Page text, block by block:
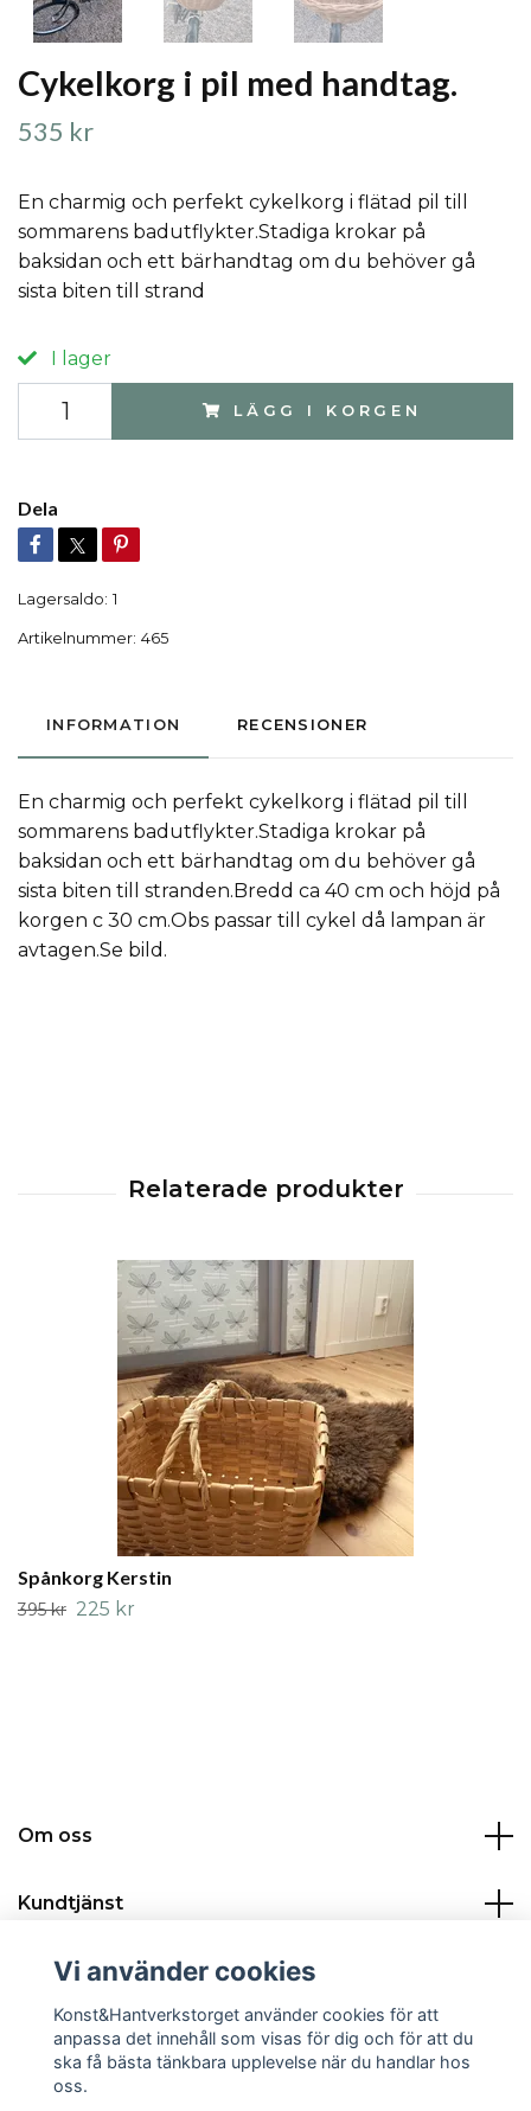
Cykelkorg i pil med handtag.
535 kr
En charmig och perfekt cykelkorg i flätad pil till
sommarens badutflykter.Stadiga krokar på
baksidan och ett bärhandtag om du behöver gå
sista biten till strand
I lager
LÄGG I KORGEN
Dela
Lagersaldo: 1
Artikelnummer: 465
INFORMATION RECENSIONER
En charmig och perfekt cykelkorg i flätad pil till
sommarens badutflykter.Stadiga krokar på
baksidan och ett bärhandtag om du behöver gå
sista biten till stranden.Bredd ca 40 cm och höjd på
korgen c 30 cm.Obs passar till cykel då lampan är
avtagen.Se bild.
Spånkorg Kerstin
395 kr 225 kr
Om oss
Kundtjänst
Kontakt:
Sociala medier
Vi använder cookies
Konst&Hantverkstorget använder cookies för att
anpassa det innehåll som visas för dig och för att du
ska få bästa tänkbara upplevelse när du handlar hos
oss.